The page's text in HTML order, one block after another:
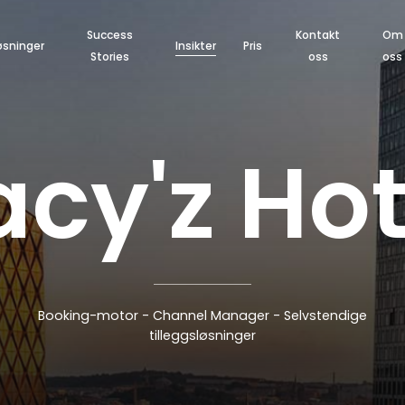
Success
Stories
Insikter Pris
Kontakt
oss
Om
oss
cy'z Ho
Booking-motor - Channel Manager - Selvstendige
tilleggsløsninger